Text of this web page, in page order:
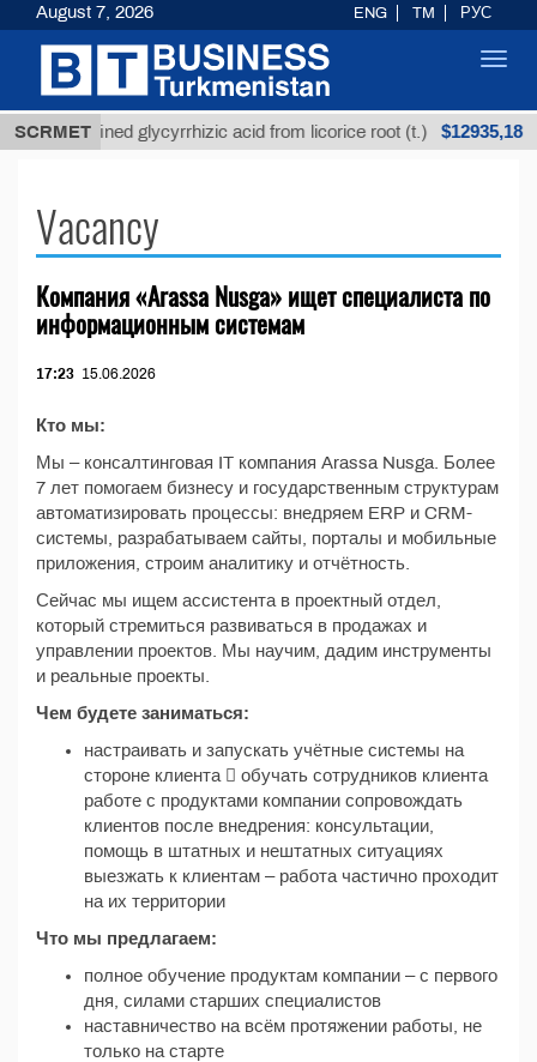
SCRMET
Unrefined glycyrrhizic acid from licorice root (t.) $12935,18
Vacancy
Компания «Arassa Nusga» ищет специалиста по
информационным системам
17:23 15.06.2026
Кто мы:
Мы – консалтинговая IT компания Arassa Nusga. Более
7 лет помогаем бизнесу и государственным структурам
автоматизировать процессы: внедряем ERP и CRM-
системы, разрабатываем сайты, порталы и мобильные
приложения, строим аналитику и отчётность.
Сейчас мы ищем ассистента в проектный отдел,
который стремиться развиваться в продажах и
управлении проектов. Мы научим, дадим инструменты
и реальные проекты.
Чем будете заниматься:
настраивать и запускать учётные системы на
стороне клиента  обучать сотрудников клиента
работе с продуктами компании сопровождать
клиентов после внедрения: консультации,
помощь в штатных и нештатных ситуациях
выезжать к клиентам – работа частично проходит
на их территории
Что мы предлагаем:
полное обучение продуктам компании – с первого
дня, силами старших специалистов
наставничество на всём протяжении работы, не
только на старте
August 7, 2026 ENG TM РУС